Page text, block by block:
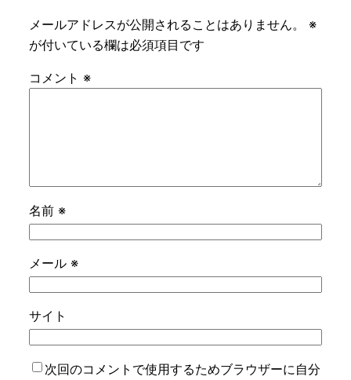
メールアドレスが公開されることはありません。
※
が付いている欄は必須項目です
コメント ※
名前 ※
メール ※
サイト
次回のコメントで使用するためブラウザーに自分